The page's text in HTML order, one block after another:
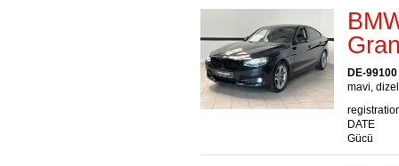
DE-
mavi,
DATE
Gücü